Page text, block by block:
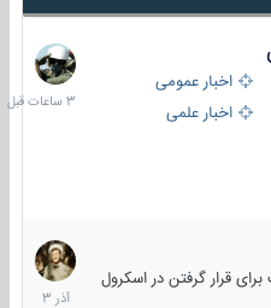
اخبار عمومی
اخبار علمی
3
ساعات
قبل
قرار گرفتن در اسکرول
7
آذر
1403